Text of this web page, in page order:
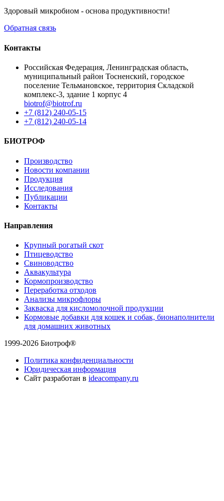
Здоровый микробиом - основа продуктивности!
Обратная связь
Контакты
Российская Федерация, Ленинградская область,
муниципальный район Тосненский, городское
поселение Тельмановское, территория Складской
комплекс-3, здание 1 корпус 4
biotrof@biotrof.ru
+7 (812) 240-05-15
+7 (812) 240-05-14
БИОТРОФ
Производство
Новости компании
Продукция
Исследования
Публикации
Контакты
Направления
Крупный рогатый скот
Птицеводство
Свиноводство
Аквакультура
Кормопроизводство
Переработка отходов
Анализы микрофлоры
Закваска для кисломолочной продукции
Кормовые добавки для кошек и собак, бионаполнители
для домашних животных
1999-2026 Биотроф®
Политика конфиденциальности
Юридическая информация
Сайт разработан в ideacompany.ru